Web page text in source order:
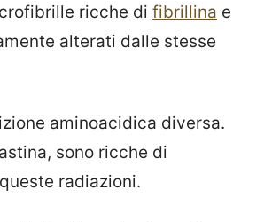
ricche di fibrillina e
alterati dalle stesse
aminoacidica diversa.
sono ricche di
radiazioni.